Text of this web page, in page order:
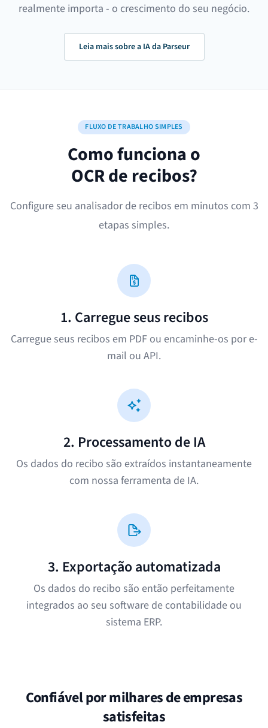
realmente importa - o crescimento do seu negócio.
Leia mais sobre a IA da Parseur
FLUXO DE TRABALHO SIMPLES
Como funciona o
OCR de recibos?
Configure seu analisador de recibos em minutos com 3
etapas simples.
1. Carregue seus recibos
Carregue seus recibos em PDF ou encaminhe-os por e-
mail ou API.
2. Processamento de IA
Os dados do recibo são extraídos instantaneamente
com nossa ferramenta de IA.
3. Exportação automatizada
Os dados do recibo são então perfeitamente
integrados ao seu software de contabilidade ou
sistema ERP.
Confiável por milhares de empresas
satisfeitas